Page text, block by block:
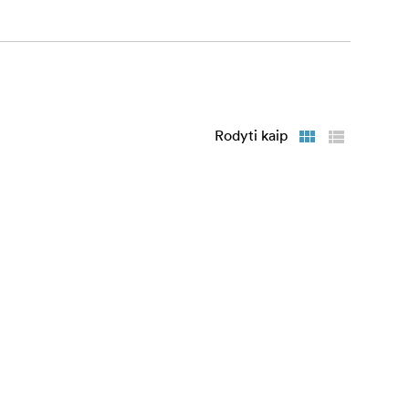
Rodyti kaip